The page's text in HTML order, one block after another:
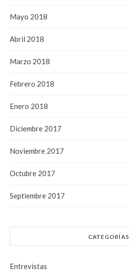
Mayo 2018
Abril 2018
Marzo 2018
Febrero 2018
Enero 2018
Diciembre 2017
Noviembre 2017
Octubre 2017
Septiembre 2017
CATEGORÍAS
Entrevistas